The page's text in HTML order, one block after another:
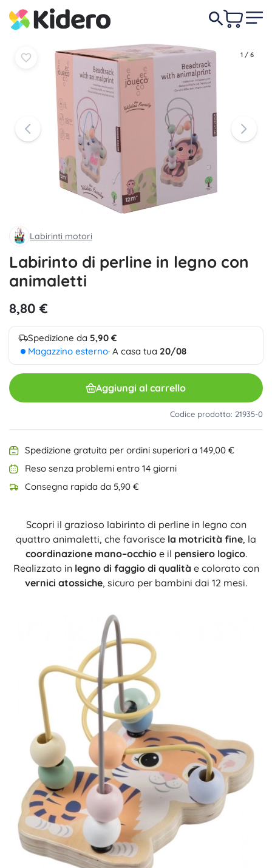
1 / 6
Labirinti motori
Labirinto di perline in legno con
animaletti
8,80 €
Spedizione da 5,90 €
Magazzino esterno· A casa tua 20/08
Aggiungi al carrello
Codice prodotto: 21935-0
Spedizione gratuita per ordini superiori a 149,00 €
Reso senza problemi entro 14 giorni
Consegna rapida da 5,90 €
Scopri il grazioso labirinto di perline in legno con
quattro animaletti, che favorisce la motricità fine, la
coordinazione mano–occhioe il pensiero logico.
Realizzato in legno di faggio di qualità e colorato con
vernici atossiche, sicuro per bambini dai 12 mesi.
8,80 €
Al